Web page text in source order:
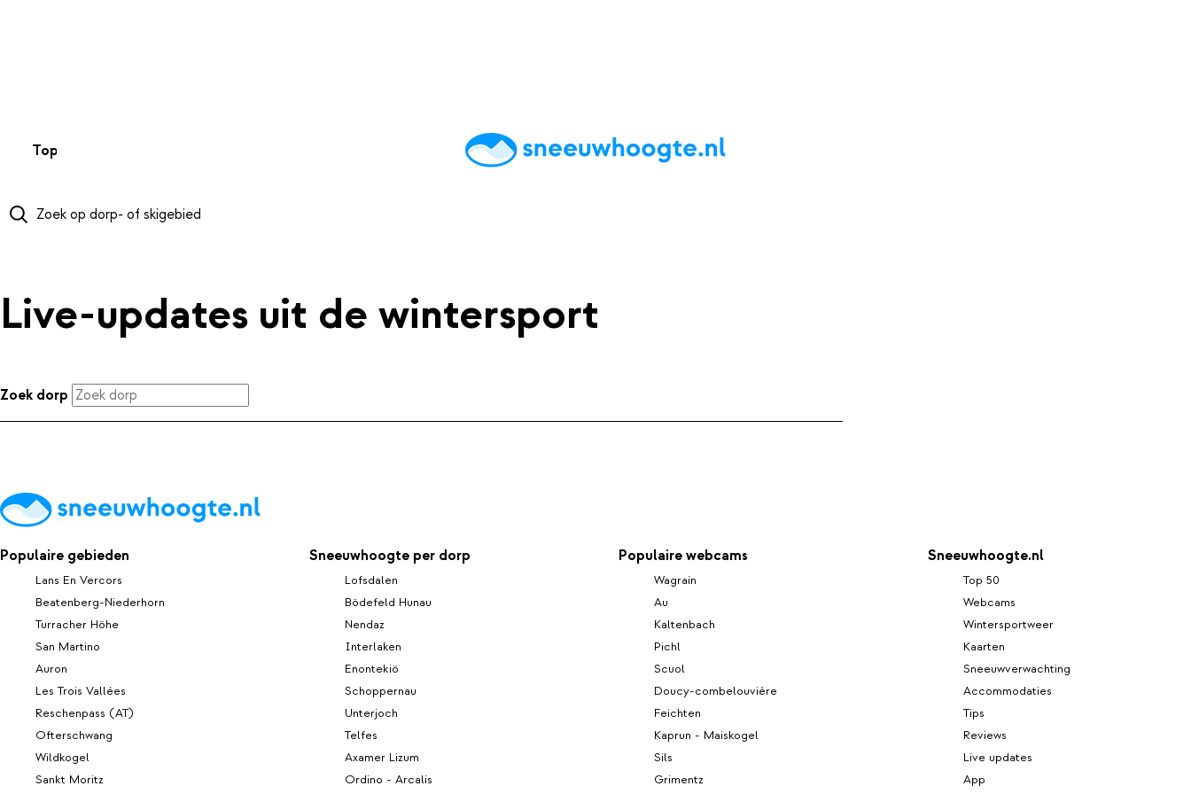
Top 50 AccommodatiesTipsReviewsLive updatesApp
Live-updates uit de wintersport
Zoek dorp
Populaire gebieden
Lans En Vercors
Beatenberg-Niederhorn
Turracher Höhe
San Martino
Auron
Les Trois Vallées
Reschenpass (AT)
Ofterschwang
Wildkogel
Sankt Moritz
Sneeuwhoogte per dorp
Lofsdalen
Bödefeld Hunau
Nendaz
Interlaken
Enontekiö
Schoppernau
Unterjoch
Telfes
Axamer Lizum
Ordino - Arcalis
Populaire webcams
Wagrain
Au
Kaltenbach
Pichl
Scuol
Doucy-combelouvière
Feichten
Kaprun - Maiskogel
Sils
Grimentz
Sneeuwhoogte.nl
Top 50
Webcams
Wintersportweer
Kaarten
Sneeuwverwachting
Accommodaties
Tips
Reviews
Live updates
App